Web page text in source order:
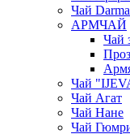
Чай
АРМЧАЙ
Чай
Чай
Чай Агат
Чай Нане
Чай